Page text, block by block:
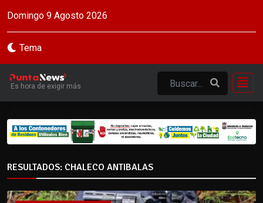
Domingo 9 Agosto 2026
Tema
Es hora de exigir más
RESULTADOS: CHALECO ANTIBALAS